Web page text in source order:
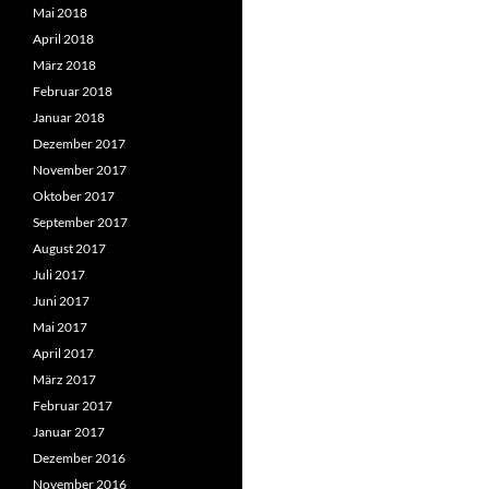
Mai 2018
April 2018
März 2018
Februar 2018
Januar 2018
Dezember 2017
November 2017
Oktober 2017
September 2017
August 2017
Juli 2017
Juni 2017
Mai 2017
April 2017
März 2017
Februar 2017
Januar 2017
Dezember 2016
November 2016